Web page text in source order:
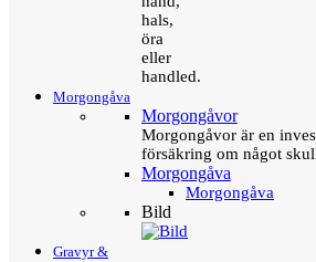
hals,
öra
eller
handled.
Morgongåva
Morgongåvor
Morgongåvor är en
försäkring om något
Morgongåva
Morgongåva
Bild
Gravyr &